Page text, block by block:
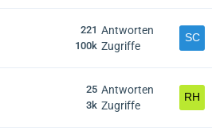
Antworten
221
Zugriffe
100k
Antworten
25
Zugriffe
3k